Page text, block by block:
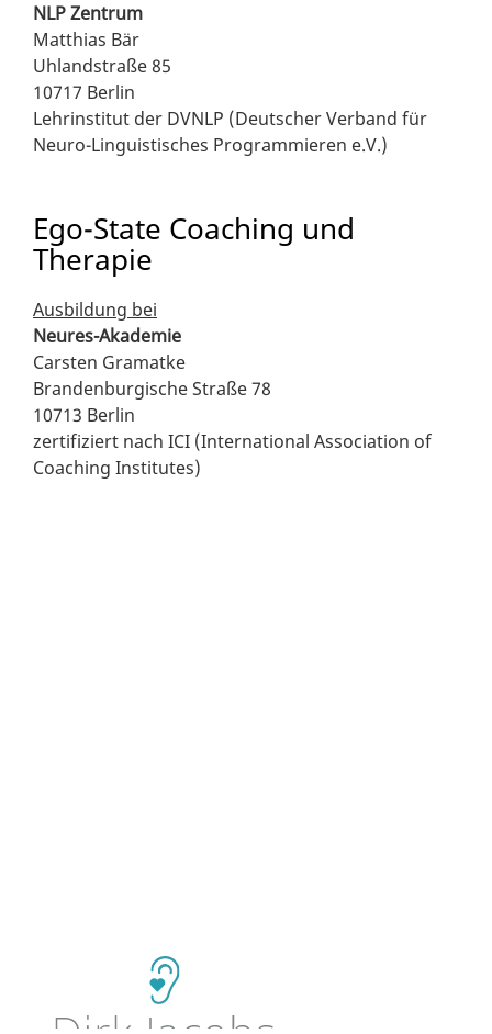
NLP Zentrum
Matthias Bär
Uhlandstraße 85
10717 Berlin
Lehrinstitut der DVNLP (Deutscher Verband für
Neuro-Linguistisches Programmieren e.V.)
Ego-State Coaching und
Therapie
Ausbildung bei
Neures-Akademie
Carsten Gramatke
Brandenburgische Straße 78
10713 Berlin
zertifiziert nach ICI (International Association of
Coaching Institutes)